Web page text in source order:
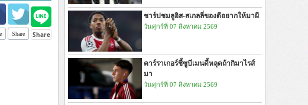
Share
ชาร์ปชมลูอิส-สเกลลี่ของดีอยากให้มาผี
วันศุกร์ที่ 07 สิงหาคม 2569
คาร์ราเกอร์ชี้ซูบีเมนดี้หลุดถ้ากิมาไรส์
มา
วันศุกร์ที่ 07 สิงหาคม 2569